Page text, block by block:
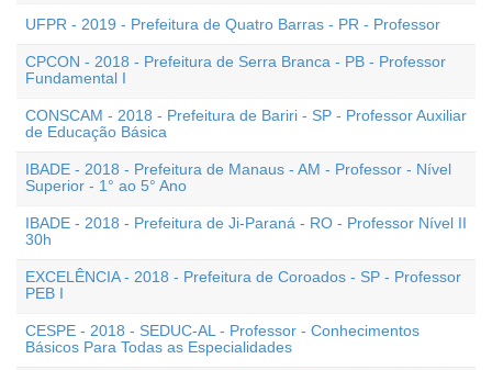
UFPR - 2019 - Prefeitura de Quatro Barras - PR - Professor
CPCON - 2018 - Prefeitura de Serra Branca - PB - Professor
Fundamental I
CONSCAM - 2018 - Prefeitura de Bariri - SP - Professor Auxiliar
de Educação Básica
IBADE - 2018 - Prefeitura de Manaus - AM - Professor - Nível
Superior - 1° ao 5° Ano
IBADE - 2018 - Prefeitura de Ji-Paraná - RO - Professor Nível II
30h
EXCELÊNCIA - 2018 - Prefeitura de Coroados - SP - Professor
PEB I
CESPE - 2018 - SEDUC-AL - Professor - Conhecimentos
Básicos Para Todas as Especialidades